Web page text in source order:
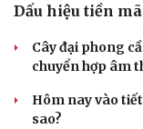
Dấu hiệu tiền
Cây đại phong
chuyển hợp âm
Hôm nay vào
sao?